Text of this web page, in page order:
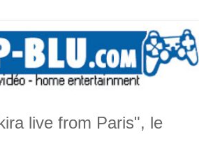
live from Paris", le